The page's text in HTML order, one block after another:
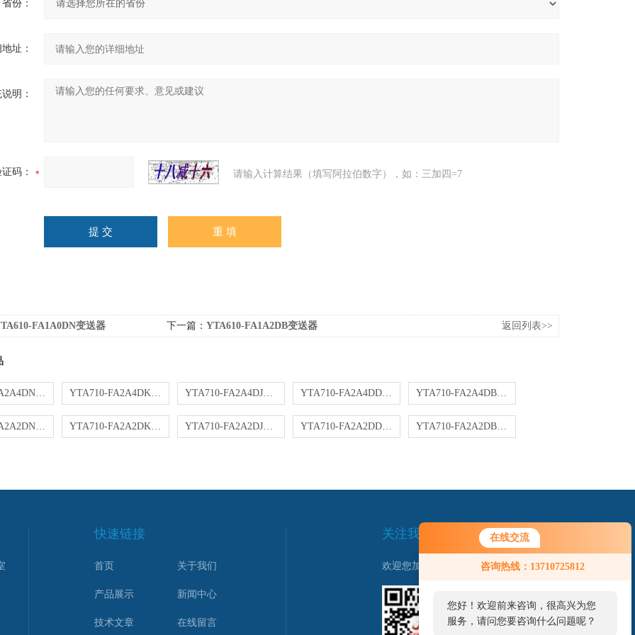
在线交流
咨询热线：13710725812
您好！欢迎前来咨询，很高兴为您
服务，请问您要咨询什么问题呢？
省份：
址：
明：
码： 请输入计算结果（填写阿拉伯数字），如：三加四=7
FA1A0DN变送器 下一篇： YTA610-FA1A2DB变送器 返回列表>>
YTA710-FA2A4DN变送器 YTA710-FA2A4DK变送器 YTA710-FA2A4DJ变送器 YTA710-FA2A4DD变送器 YTA710-FA2A4DB变送器
YTA710-FA2A2DN变送器 YTA710-FA2A2DK变送器 YTA710-FA2A2DJ变送器 YTA710-FA2A2DD变送器 YTA710-FA2A2DB变送器
快速链接
首页 关于我们
产品展示 新闻中心
技术文章 在线留言
关注我们
欢迎您加我微信了解更多信息：